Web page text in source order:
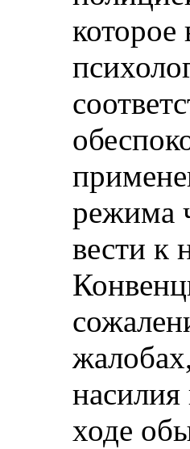
которое
режима
вести к
ходе